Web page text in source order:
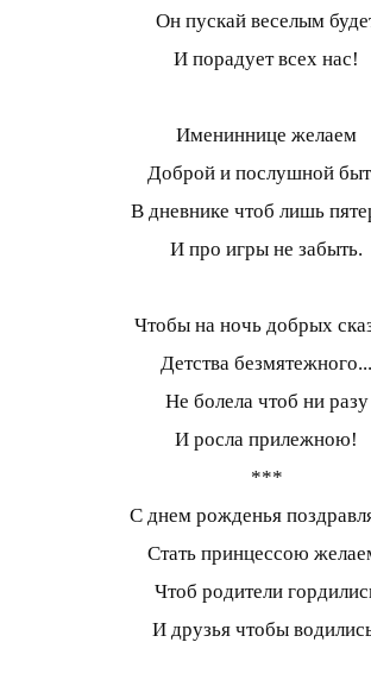
Он пускай веселым
И порадует всех нас!
Имениннице желаем
Доброй и послушной
В дневнике чтоб лишь
И про игры не забыть.
Чтобы на ночь добрых
Детства безмятежного...
Не болела чтоб ни разу
И росла прилежною!
***
С днем рожденья
Стать принцессою
Чтоб родители
И друзья чтобы